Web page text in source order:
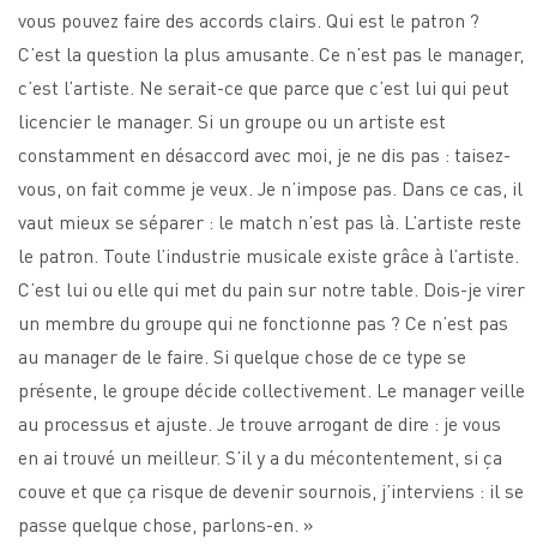
vous pouvez faire des accords clairs. Qui est le patron ?
C’est la question la plus amusante. Ce n’est pas le manager,
c’est l’artiste. Ne serait-ce que parce que c’est lui qui peut
licencier le manager. Si un groupe ou un artiste est
constamment en désaccord avec moi, je ne dis pas : taisez-
vous, on fait comme je veux. Je n’impose pas. Dans ce cas, il
vaut mieux se séparer : le match n’est pas là. L’artiste reste
le patron. Toute l’industrie musicale existe grâce à l’artiste.
C’est lui ou elle qui met du pain sur notre table. Dois-je virer
un membre du groupe qui ne fonctionne pas ? Ce n’est pas
au manager de le faire. Si quelque chose de ce type se
présente, le groupe décide collectivement. Le manager veille
au processus et ajuste. Je trouve arrogant de dire : je vous
en ai trouvé un meilleur. S’il y a du mécontentement, si ça
couve et que ça risque de devenir sournois, j’interviens : il se
passe quelque chose, parlons-en. »